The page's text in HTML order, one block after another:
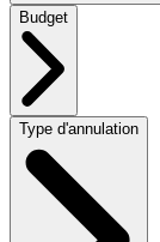
Budget
Type d'annulation